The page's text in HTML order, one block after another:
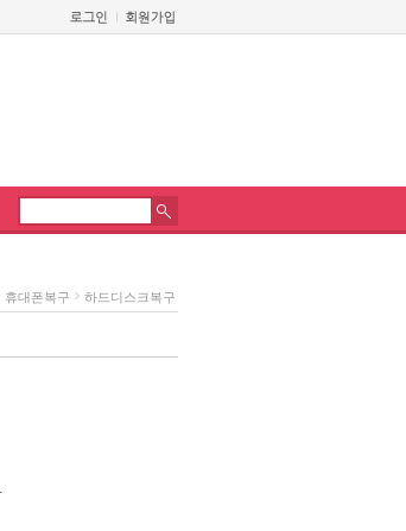
휴대폰복구 하드디스크복구